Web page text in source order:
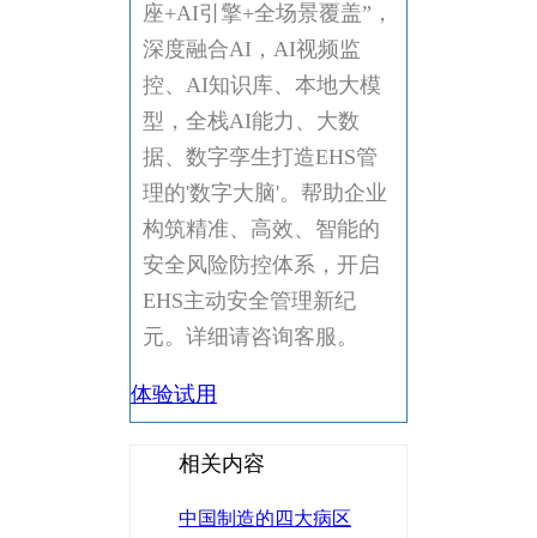
座+AI引擎+全场景覆盖”，
深度融合AI，AI视频监
控、AI知识库、本地大模
型，全栈AI能力、大数
据、数字孪生打造EHS管
理的'数字大脑'。帮助企业
构筑精准、高效、智能的
安全风险防控体系，开启
EHS主动安全管理新纪
元。详细请咨询客服。
体验试用
相关内容
中国制造的四大病区